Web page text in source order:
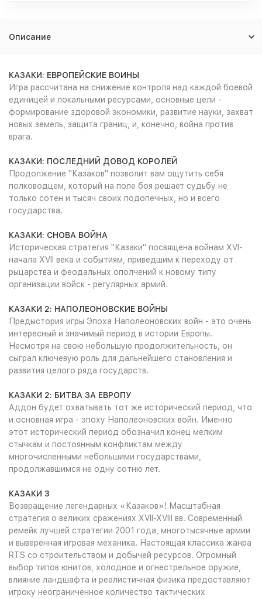
Описание
КАЗАКИ: ЕВРОПЕЙСКИЕ ВОИНЫ
Игра рассчитана на снижение контроля над каждой боевой
единицей и локальными ресурсами, основные цели -
формирование здоровой экономики, развитие науки, захват
новых земель, защита границ, и, конечно, война против
врага.
КАЗАКИ: ПОСЛЕДНИЙ ДОВОД КОРОЛЕЙ
Продолжение "Казаков" позволит вам ощутить себя
полководцем, который на поле боя решает судьбу не
только сотен и тысяч своих подопечных, но и всего
государства.
КАЗАКИ: СНОВА ВОЙНА
Историческая стратегия "Казаки" посвящена войнам XVI-
начала XVII века и событиям, приведшим к переходу от
рыцарства и феодальных ополчений к новому типу
организации войск - регулярных армий.
КАЗАКИ 2: НАПОЛЕОНОВСКИЕ ВОЙНЫ
Предыстория игры Эпоха Наполеоновских войн - это очень
интересный и значимый период в истории Европы.
Несмотря на свою небольшую продолжительность, он
сыграл ключевую роль для дальнейшего становления и
развития целого ряда государств.
КАЗАКИ 2: БИТВА ЗА ЕВРОПУ
Аддон будет охватывать тот же исторический период, что
и основная игра - эпоху Наполеоновских войн. Именно
этот исторический период обозначил конец мелким
стычкам и постоянным конфликтам между
многочисленными небольшими государствами,
продолжавшимся не одну сотню лет.
КАЗАКИ 3
Возвращение легендарных «Казаков»! Масштабная
стратегия о великих сражениях XVII-XVIII вв. Современный
ремейк лучшей стратегии 2001 года, многотысячные армии
и выверенная игровая механика. Настоящая классика жанра
RTS со строительством и добычей ресурсов. Огромный
выбор типов юнитов, холодное и огнестрельное оружие,
влияние ландшафта и реалистичная физика предоставляют
игроку неограниченное количество тактических